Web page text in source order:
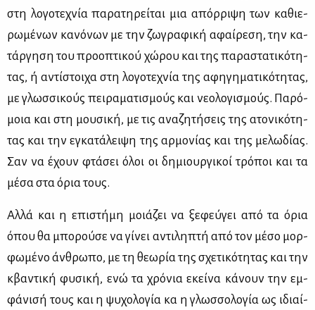
στη λο­γο­τε­χνία πα­ρα­τη­ρεί­ται μια απόρ­ρι­ψη των κα­θιε­
ρω­μέ­νων κα­νό­νων με την ζω­γρα­φι­κή αφαί­ρε­ση, την κα­
τάρ­γη­ση του προ­ο­πτι­κού χώ­ρου και της πα­ρα­στα­τι­κό­τη­
τας, ή αντί­στοι­χα στη λο­γο­τε­χνία της αφη­γη­μα­τι­κό­τη­τας,
με γλωσ­σι­κούς πει­ρα­μα­τι­σμούς και νε­ο­λο­γι­σμούς. Πα­ρό­
μοια και στη μου­σι­κή, με τις ανα­ζη­τή­σεις της ατο­νι­κό­τη­
τας και την εγκα­τά­λει­ψη της αρ­μο­νί­ας και της με­λω­δί­ας.
Σαν να έχουν φτά­σει όλοι οι δη­μιουρ­γι­κοί τρό­ποι και τα
μέ­σα στα όρια τους.
Αλ­λά και η επι­στή­μη μοιά­ζει να ξε­φεύ­γει από τα όρια
όπου θα μπο­ρού­σε να γί­νει αντι­λη­πτή από τον μέ­σο μορ­
φω­μέ­νο άν­θρω­πο, με τη θε­ω­ρία της σχε­τι­κό­τη­τας και την
κβα­ντι­κή φυ­σι­κή, ενώ τα χρό­νια εκεί­να κά­νουν την εμ­
φά­νι­σή τους και η ψυ­χο­λο­γία κα η γλωσ­σο­λο­γία ως ιδιαί­